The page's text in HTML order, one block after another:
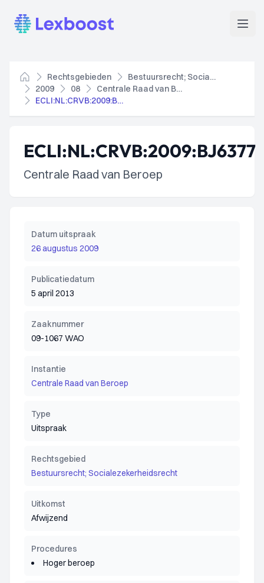
Lexboost
Home
Rechtsgebieden
Bestuursrecht; Socialezekerheidsrecht
2009
08
Centrale Raad van Beroep
ECLI:NL:CRVB:2009:BJ6377
ECLI:NL:CRVB:2009:BJ6377
Centrale Raad van Beroep
Datum uitspraak
26 augustus 2009
Publicatiedatum
5 april 2013
Zaaknummer
09-1067 WAO
Instantie
Centrale Raad van Beroep
Type
Uitspraak
Rechtsgebied
Bestuursrecht; Socialezekerheidsrecht
Uitkomst
Afwijzend
Procedures
Hoger beroep